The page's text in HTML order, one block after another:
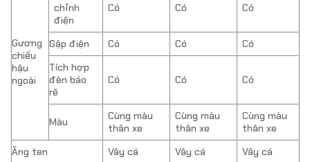
Gương
chiếu
hậu
ngoài
chỉnh
điện
Có Có Có
Gập điện Có Có
Có
Tích hợp
đèn báo
rẽ
Có Có Có
Màu
Cùng màu
thân xe
Cùng màu
thân xe
Cùng màu
thân xe
Ăng ten
Vây cá Vây cá
Vây cá